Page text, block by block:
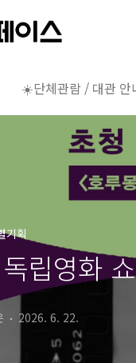
☀️단체관람 / 대관 안
기획
립영화
2026. 6. 22.